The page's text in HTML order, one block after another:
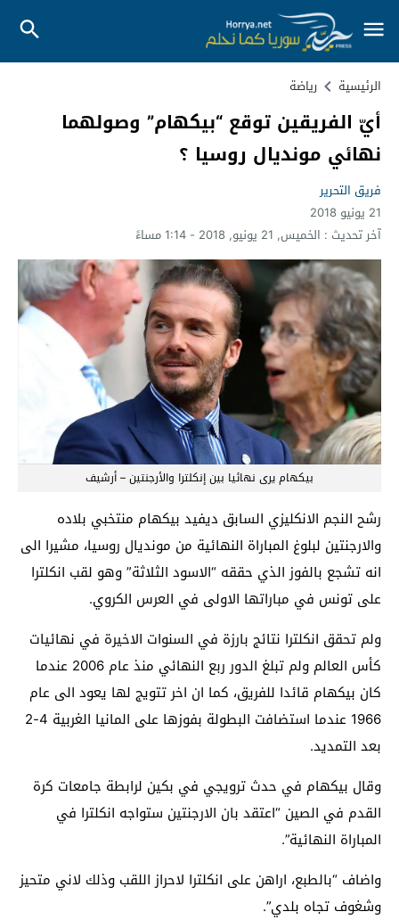
الرئيسية رياضة
أيّ الفريقين توقع “بيكهام” وصولهما
نهائي مونديال روسيا ؟
فريق التحرير
21 يونيو 2018
آخر تحديث : الخميس, 21 يونيو, 2018 - 1:14 مساءً
بيكهام يرى نهائيا بين إنكلترا والأرجنتين – أرشيف
رشح النجم الانكليزي السابق ديفيد بيكهام منتخبي بلاده
والارجنتين لبلوغ المباراة النهائية من مونديال روسيا، مشيرا الى
انه تشجع بالفوز الذي حققه “الاسود الثلاثة” وهو لقب انكلترا
على تونس في مباراتها الاولى في العرس الكروي.
ولم تحقق انكلترا نتائج بارزة في السنوات الاخيرة في نهائيات
كأس العالم ولم تبلغ الدور ربع النهائي منذ عام 2006 عندما
كان بيكهام قائدا للفريق، كما ان اخر تتويج لها يعود الى عام
1966 عندما استضافت البطولة بفوزها على المانيا الغربية 4-2
بعد التمديد.
وقال بيكهام في حدث ترويجي في بكين لرابطة جامعات كرة
القدم في الصين “اعتقد بان الارجنتين ستواجه انكلترا في
المباراة النهائية”.
واضاف “بالطبع، اراهن على انكلترا لاحراز اللقب وذلك لاني متحيز
وشغوف تجاه بلدي”.